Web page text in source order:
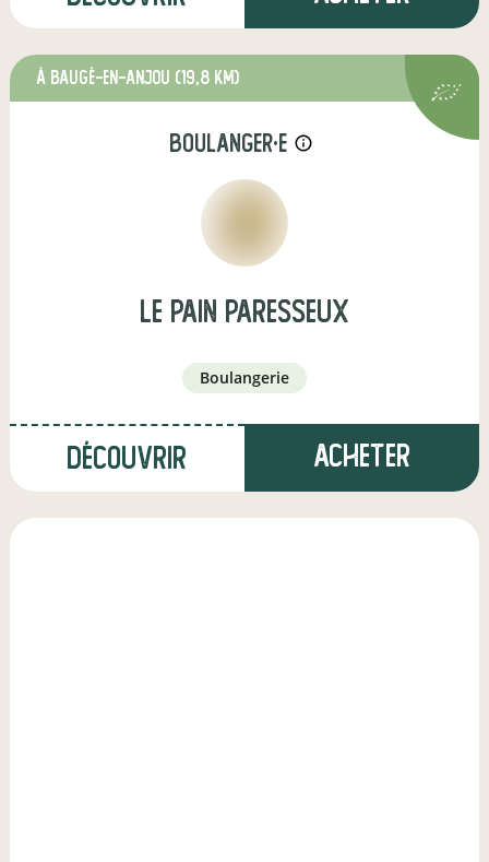
à Baugé-en-Anjou (19,8 km)
boulanger·e info_outline
Le Pain Paresseux
boulangerie
Découvrir Acheter